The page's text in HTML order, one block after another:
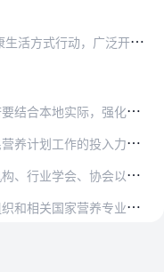
推
广健康生活方式。积极推进全民健康生活方式行动，广泛开展以“三减三健”（减盐、减油、减糖，健康口腔、健康体重、健康骨骼）为重点的专项行动。推广应用《中国居民膳食…
将国民营养计划实施情况纳入政府绩效考评，确保取得实效。各级卫生计生…
引导社会力量广泛参与、多元化投入，并加强资金监管。
增强全社会对国民营养计划的普遍认知，争取各方支持，促进全民参与。
训、学术研讨等方式，提升我国在营养健康领域的国际影响力。